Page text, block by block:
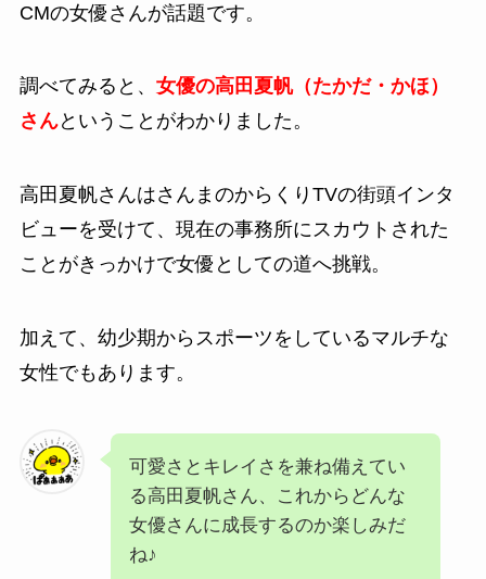
CMの女優さんが話題です。
調べてみると、 女優の高田夏帆（たかだ・かほ）
さんということがわかりました。
高田夏帆さんはさんまのからくりTVの街頭インタ
ビューを受けて、現在の事務所にスカウトされた
ことがきっかけで女優としての道へ挑戦。
加えて、幼少期からスポーツをしているマルチな
女性でもあります。
可愛さとキレイさを兼ね備えてい
る高田夏帆さん、これからどんな
女優さんに成長するのか楽しみだ
ね♪